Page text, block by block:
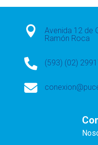

Avenida 12 de
Ramón Roca
 (593) (02)
